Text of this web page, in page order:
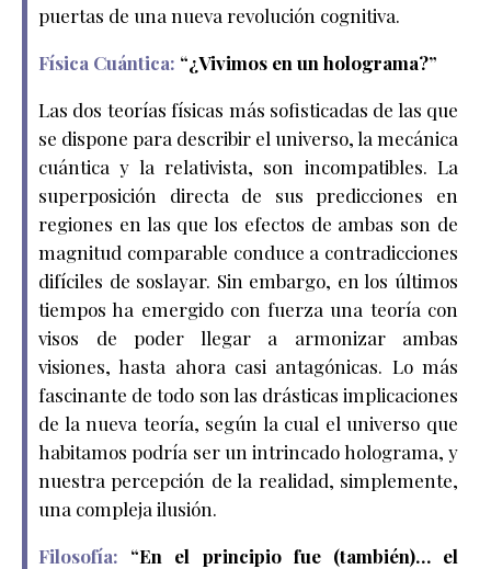
puertas de una nueva revolución cognitiva.
Física Cuántica: “¿Vivimos en un holograma?”
Las dos teorías físicas más sofisticadas de las que
se dispone para describir el universo, la mecánica
cuántica y la relativista, son incompatibles. La
superposición directa de sus predicciones en
regiones en las que los efectos de ambas son de
magnitud comparable conduce a contradicciones
difíciles de soslayar. Sin embargo, en los últimos
tiempos ha emergido con fuerza una teoría con
visos de poder llegar a armonizar ambas
visiones, hasta ahora casi antagónicas. Lo más
fascinante de todo son las drásticas implicaciones
de la nueva teoría, según la cual el universo que
habitamos podría ser un intrincado holograma, y
nuestra percepción de la realidad, simplemente,
una compleja ilusión.
Filosofía: “En el principio fue (también)… el